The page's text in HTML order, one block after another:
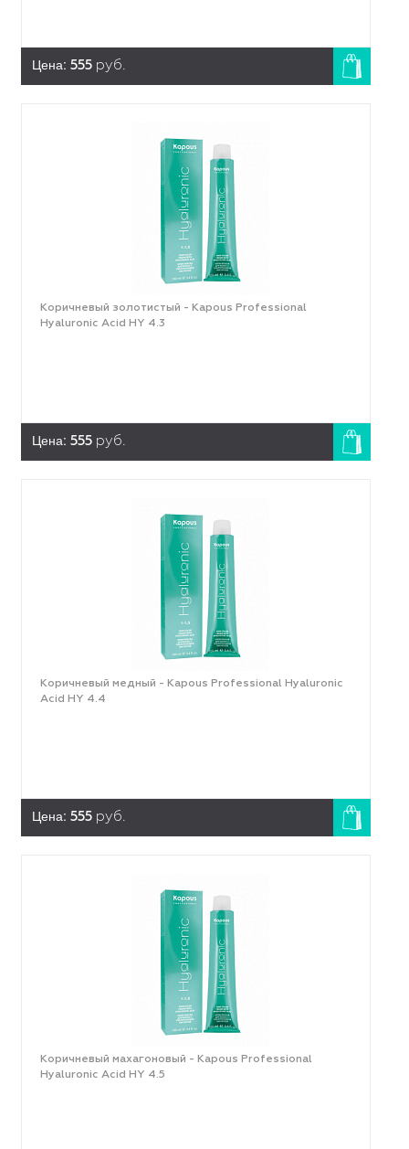
Цена: 555 руб.
Коричневый золотистый - Kapous Professional
Hyaluronic Acid HY 4.3
Цена: 555 руб.
Коричневый медный - Kapous Professional Hyaluronic
Acid HY 4.4
Цена: 555 руб.
Коричневый махагоновый - Kapous Professional
Hyaluronic Acid HY 4.5